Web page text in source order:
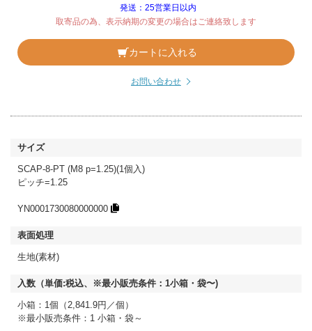
発送：25営業日以内
取寄品の為、表示納期の変更の場合はご連絡致します
カートに入れる
お問い合わせ
SCAP-8-PT (M8 p=1.25)(1個入)
ピッチ=1.25
YN0001730080000000
生地(素材)
小箱：1個（2,841.9円／個）
※最小販売条件：1 小箱・袋～